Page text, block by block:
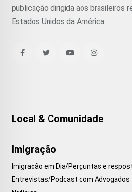
publicação dirigida aos brasileiros
Estados Unidos da América
Local & Comunidade
Imigração
Imigração em Dia/Perguntas e
Entrevistas/Podcast com Advogados